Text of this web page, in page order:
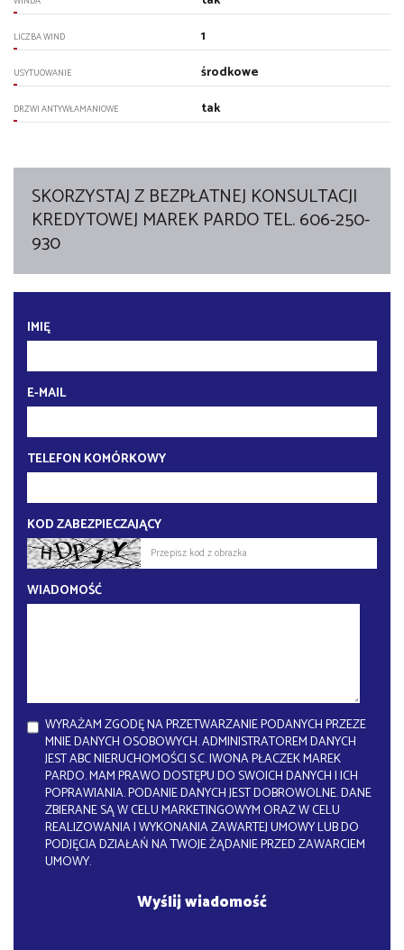
LICZBA WIND 1
USYTUOWANIE środkowe
DRZWI ANTYWŁAMANIOWE tak
SKORZYSTAJ Z BEZPŁATNEJ KONSULTACJI
KREDYTOWEJ MAREK PARDO TEL. 606-250-
930
IMIĘ
E-MAIL
TELEFON KOMÓRKOWY
KOD ZABEZPIECZAJĄCY
WIADOMOŚĆ
WYRAŻAM ZGODĘ NA PRZETWARZANIE PODANYCH PRZEZE
MNIE DANYCH OSOBOWYCH. ADMINISTRATOREM DANYCH
JEST ABC NIERUCHOMOŚCI S.C. IWONA PŁACZEK MAREK
PARDO. MAM PRAWO DOSTĘPU DO SWOICH DANYCH I ICH
POPRAWIANIA. PODANIE DANYCH JEST DOBROWOLNE. DANE
ZBIERANE SĄ W CELU MARKETINGOWYM ORAZ W CELU
REALIZOWANIA I WYKONANIA ZAWARTEJ UMOWY LUB DO
PODJĘCIA DZIAŁAŃ NA TWOJE ŻĄDANIE PRZED ZAWARCIEM
UMOWY.